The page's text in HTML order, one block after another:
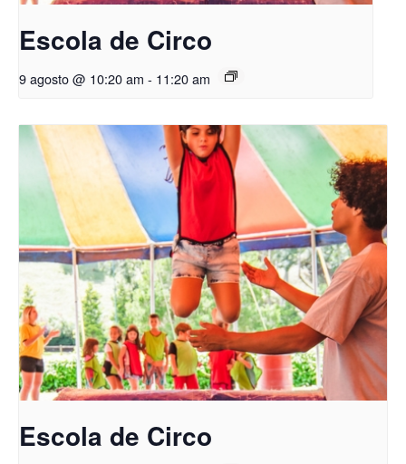
Escola de Circo
9 agosto @ 10:20 am - 11:20 am
Escola de Circo